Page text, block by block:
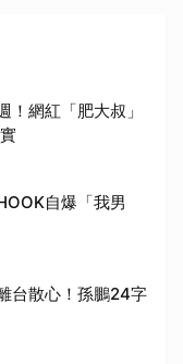
！網紅「肥大叔」
自爆「我男
台散心！孫鵬24字